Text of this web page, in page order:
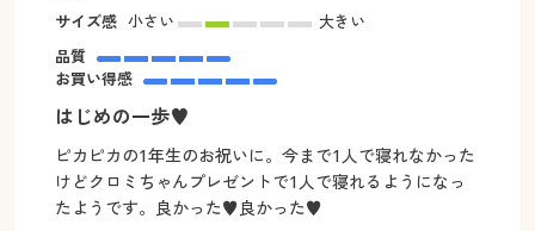
サイズ感 小さい
大きい
品質
お買い得感
はじめの一歩♥
ピカピカの1年生のお祝いに。今まで1人で寝れなかった
けどクロミちゃんプレゼントで1人で寝れるようになっ
たようです。良かった♥良かった♥